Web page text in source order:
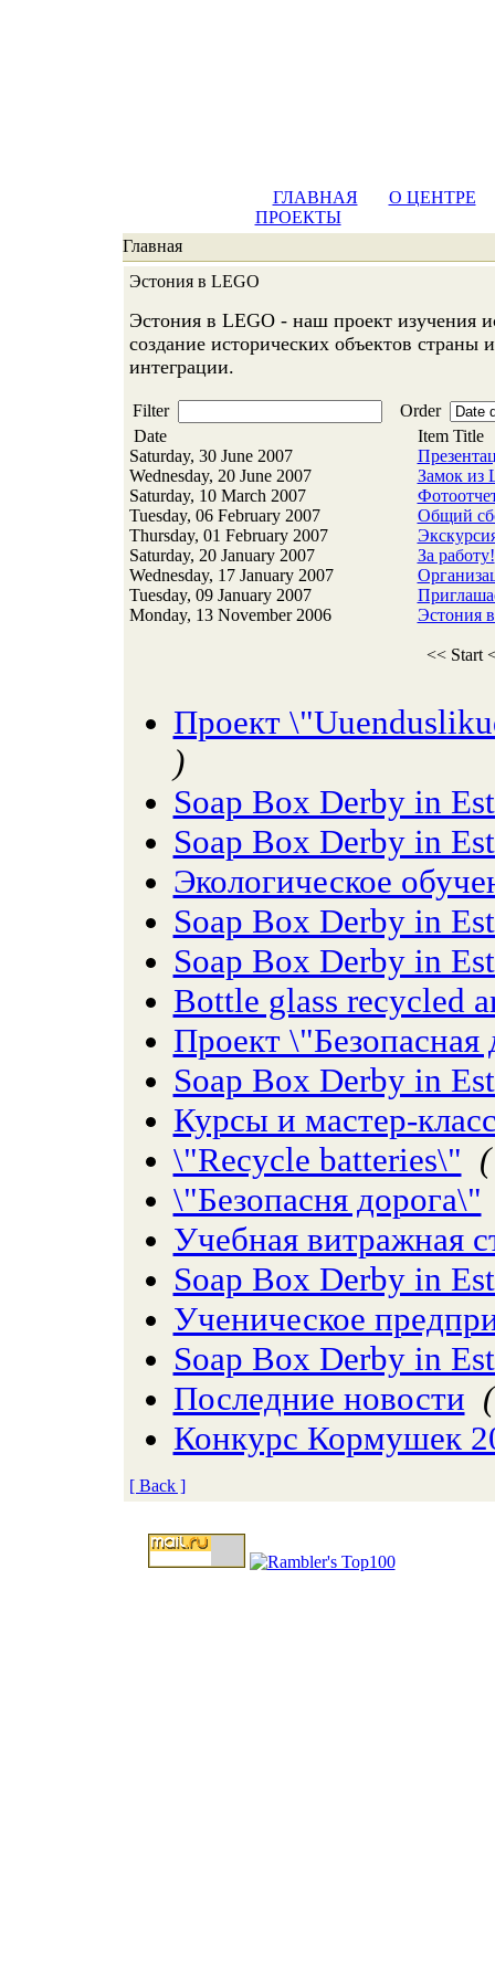
ГЛАВНАЯ
О ЦЕНТРЕ
ПРОЕКТЫ
Главная
Эстония в LEGO
Эстония в LEGO - наш проект изучения
создание исторических объектов
интеграции.
Filter
Order
Date
Item Title
Saturday, 30 June 2007
Wednesday, 20 June 2007
Замок из
Saturday, 10 March 2007
Tuesday, 06 February 2007
Общий
Thursday, 01 February 2007
Saturday, 20 January 2007
За работу!
Wednesday, 17 January 2007
Tuesday, 09 January 2007
Monday, 13 November 2006
Эстония
<< Start
Проект
)
Soap Box Derby in
Soap Box Derby in
Экологическое
Soap Box Derby in
Soap Box Derby in
Bottle glass recycled
Проект \"Безопасная
Soap Box Derby in
Курсы и мастер-
\"Recycle batteries\"
\"Безопасня дорога\"
Учебная витражная
Soap Box Derby in
Ученическое
Soap Box Derby in
Последние новости
Конкурс Кормушек
[ Back ]